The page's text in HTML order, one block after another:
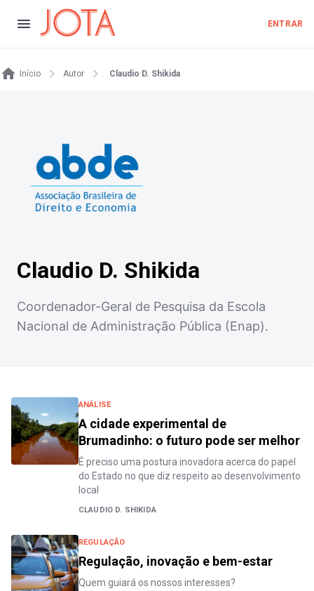
ENTRAR
Início Autor Claudio D. Shikida
Claudio D. Shikida
Coordenador-Geral de Pesquisa da Escola
Nacional de Administração Pública (Enap).
ANÁLISE
A cidade experimental de
Brumadinho: o futuro pode ser melhor
É preciso uma postura inovadora acerca do papel
do Estado no que diz respeito ao desenvolvimento
local
CLAUDIO D. SHIKIDA
REGULAÇÃO
Regulação, inovação e bem-estar
Quem guiará os nossos interesses?